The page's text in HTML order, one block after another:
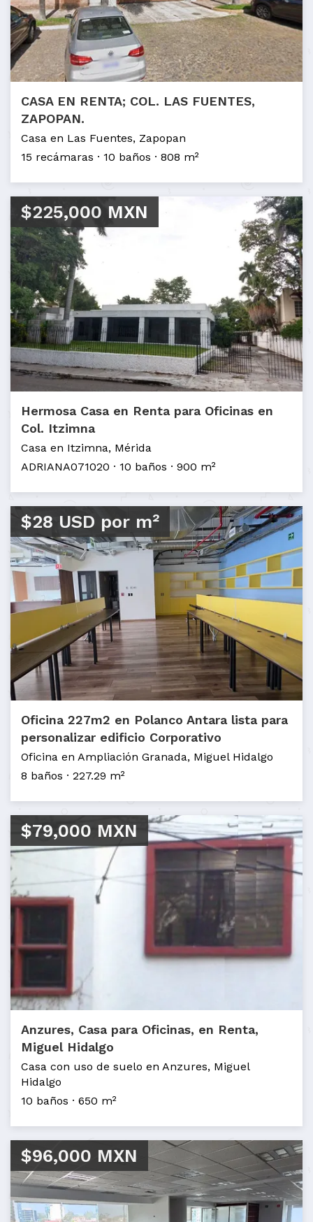
CASA EN RENTA; COL. LAS FUENTES,
ZAPOPAN.
Casa en Las Fuentes, Zapopan
15 recámaras
10 baños 808 m²
$225,000 MXN
Hermosa Casa en Renta para Oficinas en
Col. Itzimna
Casa en Itzimna, Mérida
ADRIANA071020
10 baños 900 m²
$28 USD por m²
Oficina 227m2 en Polanco Antara lista para
personalizar edificio Corporativo
Oficina en Ampliación Granada, Miguel Hidalgo
8 baños
227.29 m²
$79,000 MXN
Anzures, Casa para Oficinas, en Renta,
Miguel Hidalgo
Casa con uso de suelo en Anzures, Miguel
Hidalgo
10 baños
650 m²
$96,000 MXN